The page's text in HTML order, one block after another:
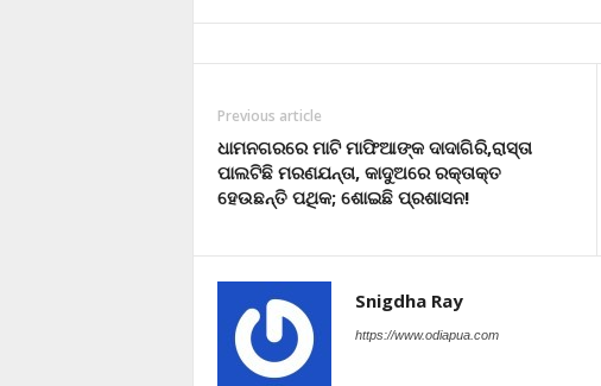
Previous article
ଧାମନଗରରେ ମାଟି ମାଫିଆଙ୍କ ଦାଦାଗିରି,ରାସ୍ତା
ପାଲଟିଛି ମରଣଯନ୍ତା, କାଦୁଅରେ ରକ୍ତାକ୍ତ
ହେଉଛନ୍ତି ପଥିକ; ଶୋଇଛି ପ୍ରଶାସନ!
Snigdha Ray
https://www.odiapua.com